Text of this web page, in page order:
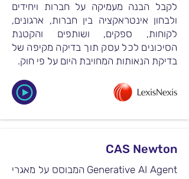
לקבל הבנה מעמיקה על חברות ויחידים
ולבחון אינטראקציה בין חברות, ארגונים,
לקוחות, ספקים, ושותפים והקטנת
הסיכונים לכל עסק תוך בדיקה מקיפה של
בדיקת הנאותות המחויבת היום על פי חוק.
CAS Newton
Generative AI Agent המבוסס על מאגרי